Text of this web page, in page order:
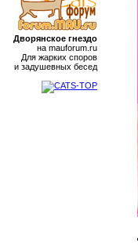
Дворянское гнездо
на mauforum.ru
Для жарких споров
и задушевных бесед